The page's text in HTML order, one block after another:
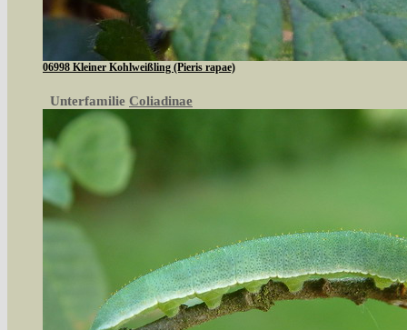
06998 Kleiner Kohlweißling (Pieris rapae)
Unterfamilie Coliadinae